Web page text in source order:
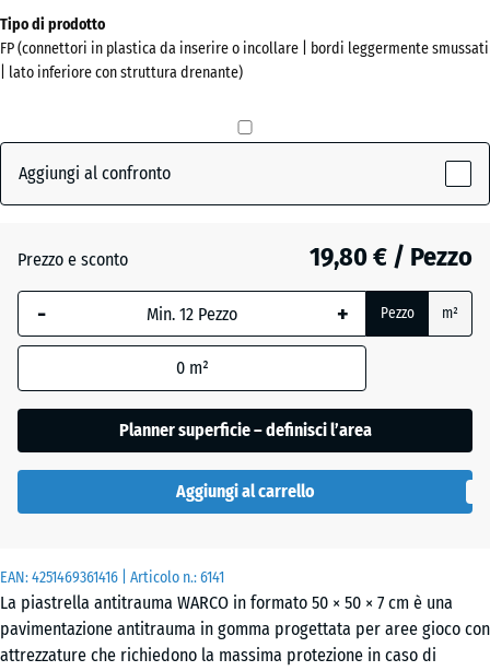
EAN:4251469361416 | Articolo n.:6141
La piastrella antitrauma WARCO in formato 50 × 50 × 7 cm è una
pavimentazione antitrauma in gomma progettata per aree gioco con
attrezzature che richiedono la massima protezione in caso di
colori?
Mostra
la
Verde
tiglio(active)
grafite
Rosso
Tipo di prodotto
FP (connettori in plastica da inserire o incollare | bordi leggermente smussati
| lato inferiore con struttura drenante)
Aggiungi al confronto
Prezzo e sconto 19,80 € / Pezzo
- + Pezzo m²
0 m²
Planner superficie – definisci l’area
Aggiungi al carrello